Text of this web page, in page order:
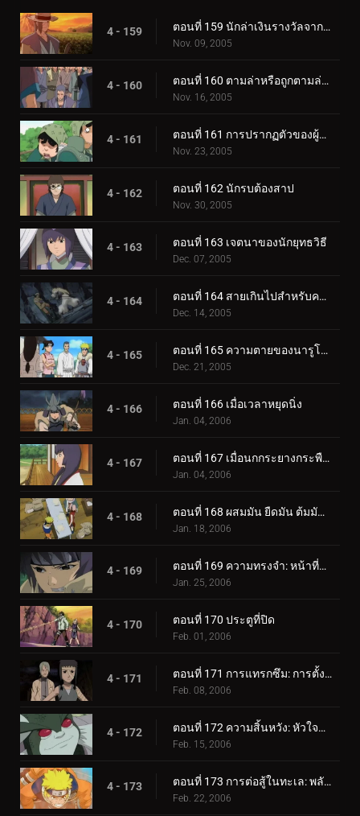
4 - 159 ตอนที่ 159 นักล่าเงินรางวัลจากถิ่นทุรกันดาร
Nov. 09, 2005
4 - 160 ตอนที่ 160 ตามล่าหรือถูกตามล่า! การประลองที่ O.K. วัด!
Nov. 16, 2005
4 - 161 ตอนที่ 161 การปรากฏตัวของผู้มาเยือนที่แปลกประหลาด
Nov. 23, 2005
4 - 162 ตอนที่ 162 นักรบต้องสาป
Nov. 30, 2005
4 - 163 ตอนที่ 163 เจตนาของนักยุทธวิธี
Dec. 07, 2005
4 - 164 ตอนที่ 164 สายเกินไปสำหรับความช่วยเหลือ
Dec. 14, 2005
4 - 165 ตอนที่ 165 ความตายของนารูโตะ
Dec. 21, 2005
4 - 166 ตอนที่ 166 เมื่อเวลาหยุดนิ่ง
Jan. 04, 2006
4 - 167 ตอนที่ 167 เมื่อนกกระยางกระพือปีก
Jan. 04, 2006
4 - 168 ตอนที่ 168 ผสมมัน ยืดมัน ต้มมันขึ้นมา! เผาหม้อทองแดงเผา!
Jan. 18, 2006
4 - 169 ตอนที่ 169 ความทรงจำ: หน้าที่หายไป
Jan. 25, 2006
4 - 170 ตอนที่ 170 ประตูที่ปิด
Feb. 01, 2006
4 - 171 ตอนที่ 171 การแทรกซึม: การตั้งค่า!
Feb. 08, 2006
4 - 172 ตอนที่ 172 ความสิ้นหวัง: หัวใจที่แตกร้าว
Feb. 15, 2006
4 - 173 ตอนที่ 173 การต่อสู้ในทะเล: พลังที่ปลดปล่อย!
Feb. 22, 2006